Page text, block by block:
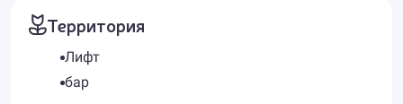
Территория
Лифт
бар